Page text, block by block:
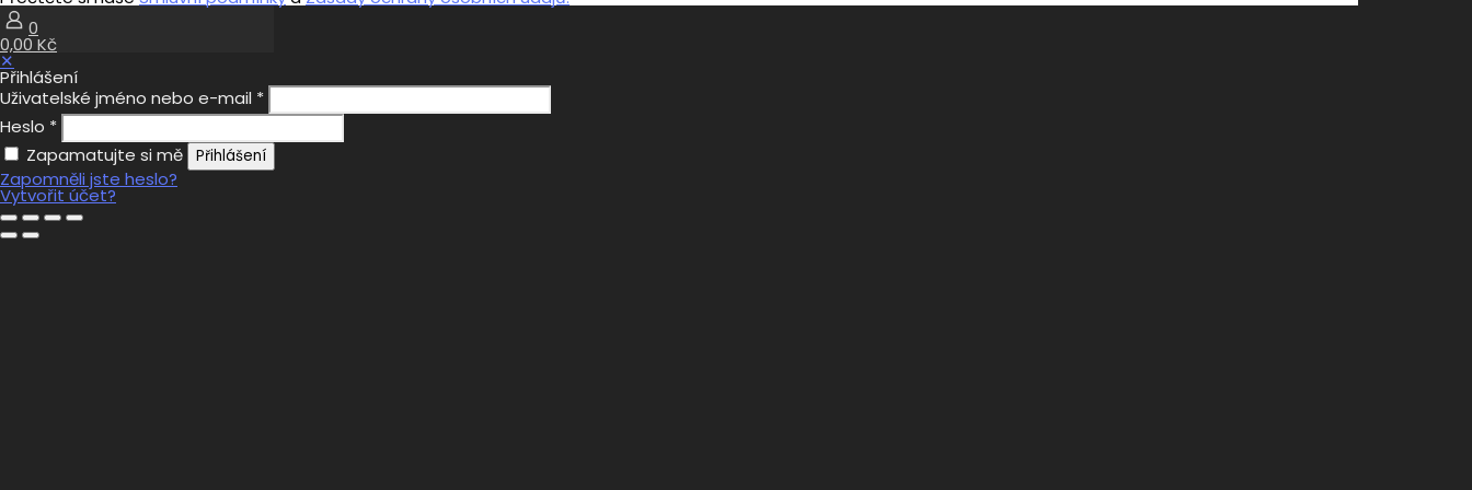
0
0,00 Kč
✕
Přihlášení
Uživatelské jméno nebo e-mail *
Heslo *
Zapamatujte si mě
Přihlášení
Zapomněli jste heslo?
Vytvořit účet?